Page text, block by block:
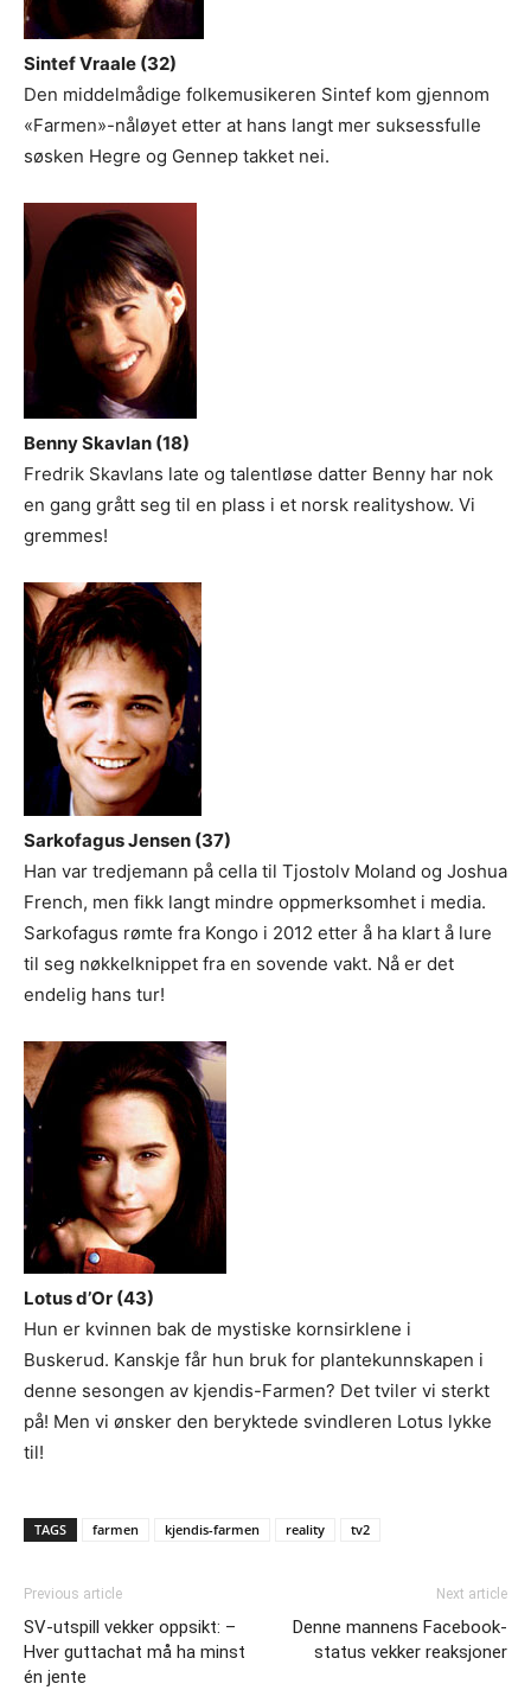
Sintef Vraale (32)
Den middelmådige folkemusikeren Sintef kom gjennom
«Farmen»-nåløyet etter at hans langt mer suksessfulle
søsken Hegre og Gennep takket nei.
Benny Skavlan (18)
Fredrik Skavlans late og talentløse datter Benny har nok
en gang grått seg til en plass i et norsk realityshow. Vi
gremmes!
Sarkofagus Jensen (37)
Han var tredjemann på cella til Tjostolv Moland og Joshua
French, men fikk langt mindre oppmerksomhet i media.
Sarkofagus rømte fra Kongo i 2012 etter å ha klart å lure
til seg nøkkelknippet fra en sovende vakt. Nå er det
endelig hans tur!
Lotus d’Or (43)
Hun er kvinnen bak de mystiske kornsirklene i
Buskerud. Kanskje får hun bruk for plantekunnskapen i
denne sesongen av kjendis-Farmen? Det tviler vi sterkt
på! Men vi ønsker den beryktede svindleren Lotus lykke
til!
TAGS farmen kjendis-farmen reality tv2
Previous article
SV-utspill vekker oppsikt: –
Hver guttachat må ha minst
én jente
Next article
Denne mannens Facebook-
status vekker reaksjoner